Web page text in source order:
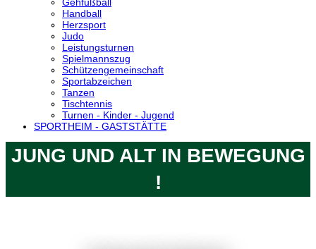
Handball
Herzsport
Judo
Leistungsturnen
Spielmannszug
Schützengemeinschaft
Sportabzeichen
Tanzen
Tischtennis
Turnen - Kinder - Jugend
SPORTHEIM - GASTSTÄTTE
JUNG UND ALT IN BEWEGUNG
!